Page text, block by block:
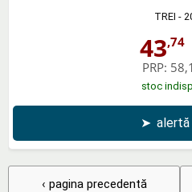
TREI -
43,74
PRP:
stoc
➤
‹ pagina precedentă